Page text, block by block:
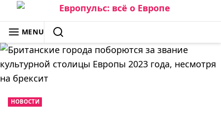
Skip
to
content
ЕВРОПУЛЬС: ВСЁ О ЕВРОПЕ
MENU
SEARCH
НОВОСТИ